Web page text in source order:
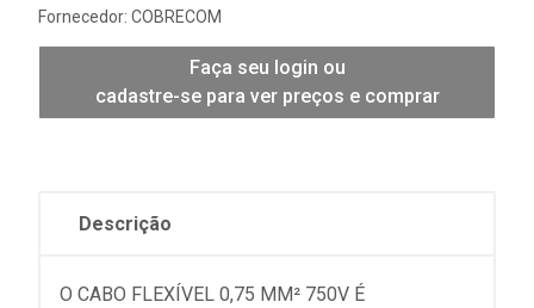
Fornecedor: COBRECOM
Faça seu login ou
cadastre-se para ver preços e comprar
Descrição
O CABO FLEXÍVEL 0,75 MM² 750V É